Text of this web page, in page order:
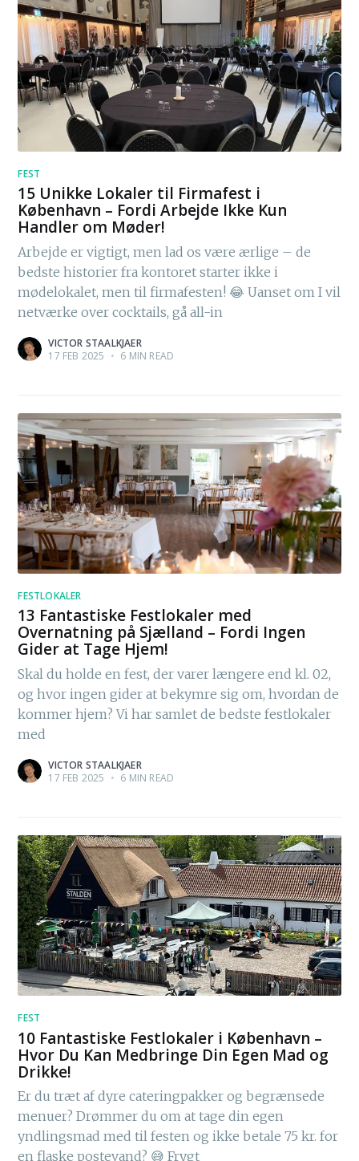
FEST
15 Unikke Lokaler til Firmafest i
København – Fordi Arbejde Ikke Kun
Handler om Møder!
Arbejde er vigtigt, men lad os være ærlige – de
bedste historier fra kontoret starter ikke i
mødelokalet, men til firmafesten! 😂 Uanset om I vil
netværke over cocktails, gå all-in
VICTOR STAALKJAER
17 FEB 2025 • 6 MIN READ
FESTLOKALER
13 Fantastiske Festlokaler med
Overnatning på Sjælland – Fordi Ingen
Gider at Tage Hjem!
Skal du holde en fest, der varer længere end kl. 02,
og hvor ingen gider at bekymre sig om, hvordan de
kommer hjem? Vi har samlet de bedste festlokaler
med
VICTOR STAALKJAER
17 FEB 2025 • 6 MIN READ
FEST
10 Fantastiske Festlokaler i København –
Hvor Du Kan Medbringe Din Egen Mad og
Drikke!
Er du træt af dyre cateringpakker og begrænsede
menuer? Drømmer du om at tage din egen
yndlingsmad med til festen og ikke betale 75 kr. for
en flaske postevand? 😅 Frygt